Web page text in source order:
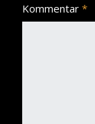
Kommentar *